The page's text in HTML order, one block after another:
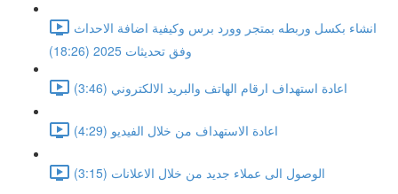
انشاء بكسل وربطه بمتجر وورد برس وكيفية اضافة الاحداث
وفق تحديثات 2025 (18:26)
اعادة استهداف ارقام الهاتف والبريد الالكتروني (3:46)
اعادة الاستهداف من خلال الفيديو (4:29)
الوصول الى عملاء جديد من خلال الاعلانات (3:15)